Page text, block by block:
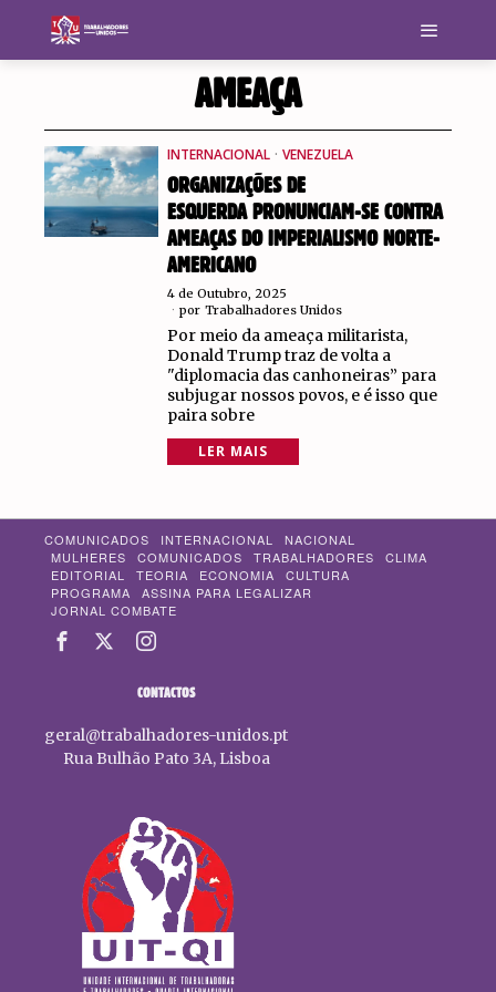
AMEAÇA
INTERNACIONAL · VENEZUELA
ORGANIZAÇÕES DE
ESQUERDA PRONUNCIAM-SE CONTRA
AMEAÇAS DO IMPERIALISMO NORTE-
AMERICANO
4 de Outubro, 2025
por Trabalhadores Unidos
Por meio da ameaça militarista,
Donald Trump traz de volta a
"diplomacia das canhoneiras” para
subjugar nossos povos, e é isso que
paira sobre
LER MAIS
COMUNICADOS INTERNACIONAL
NACIONAL
MULHERES
COMUNICADOS TRABALHADORES
CLIMA
EDITORIAL
TEORIA ECONOMIA
CULTURA
PROGRAMA
ASSINA PARA LEGALIZAR
JORNAL COMBATE
CONTACTOS
geral@trabalhadores-unidos.pt
Rua Bulhão Pato 3A, Lisboa